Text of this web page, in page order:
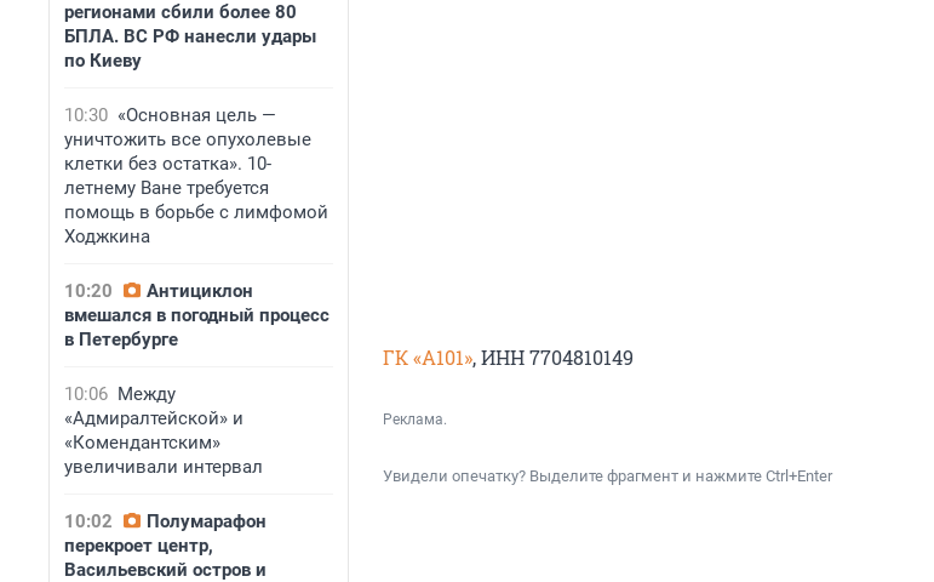
регионами сбили более 80
БПЛА. ВС РФ нанесли удары
по Киеву
10:30 «Основная цель —
уничтожить все опухолевые
клетки без остатка». 10-
летнему Ване требуется
помощь в борьбе с лимфомой
Ходжкина
10:20
Антициклон
вмешался в погодный процесс
в Петербурге
10:06 Между
«Адмиралтейской» и
«Комендантским»
увеличивали интервал
10:02
Полумарафон
перекроет центр,
Васильевский остров и
ГК «А101», ИНН 7704810149
Реклама.
Увидели опечатку? Выделите фрагмент и нажмите Ctrl+Enter